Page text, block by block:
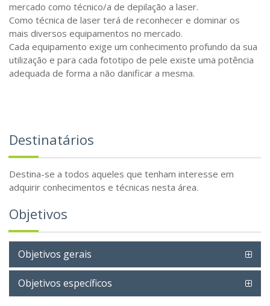
mercado como técnico/a de depilação a laser.
Como técnica de laser terá de reconhecer e dominar os
mais diversos equipamentos no mercado.
Cada equipamento exige um conhecimento profundo da sua
utilização e para cada fototipo de pele existe uma potência
adequada de forma a não danificar a mesma.
Destinatários
Destina-se a todos aqueles que tenham interesse em
adquirir conhecimentos e técnicas nesta área.
Objetivos
Objetivos gerais
Objetivos específicos